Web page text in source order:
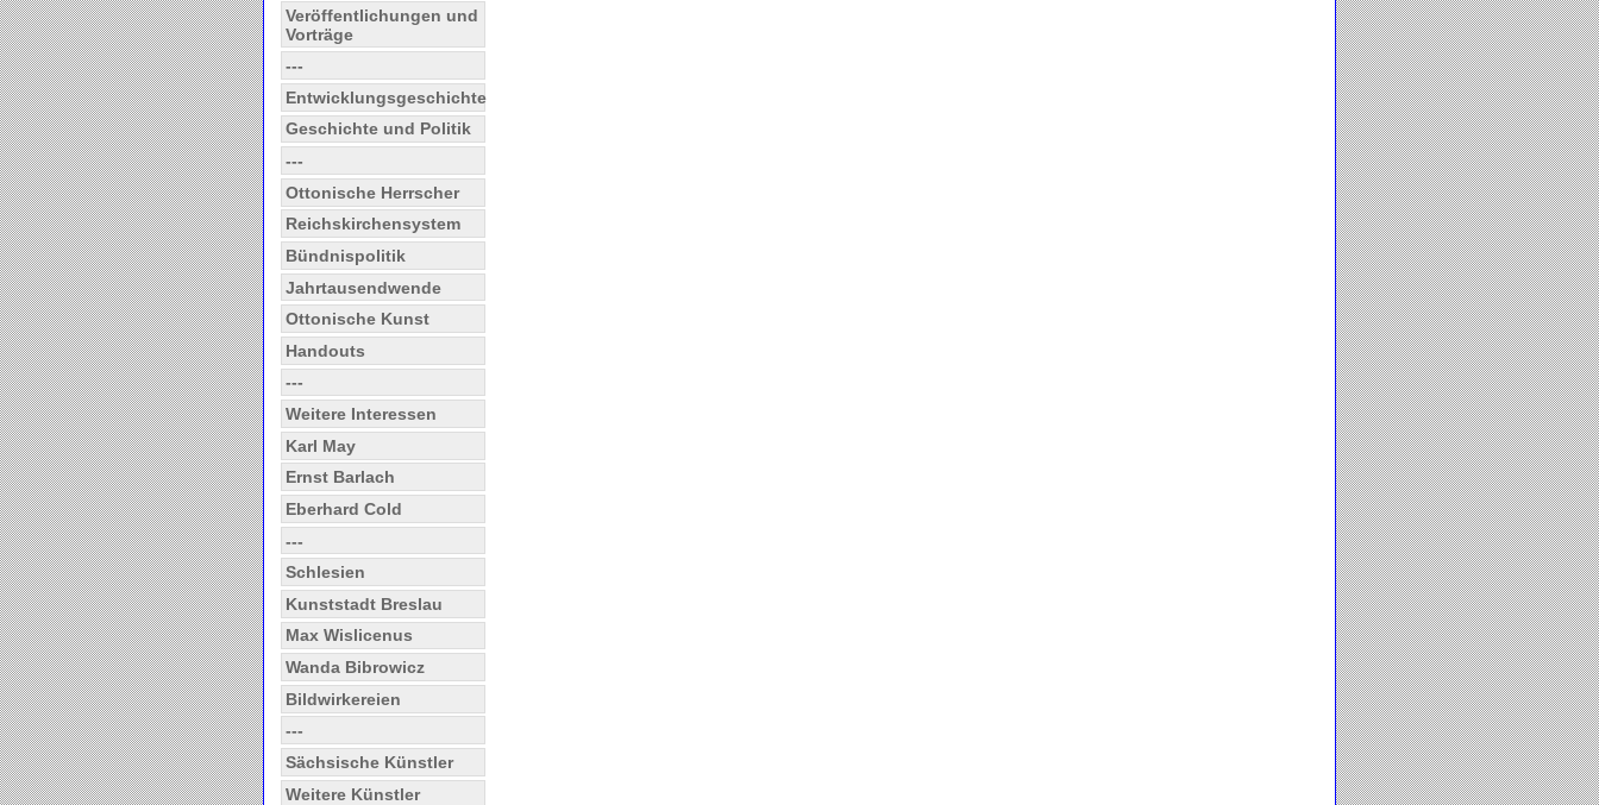
Veröffentlichungen und
Vorträge
---
Entwicklungsgeschichte
Geschichte und Politik
---
Ottonische Herrscher
Reichskirchensystem
Bündnispolitik
Jahrtausendwende
Ottonische Kunst
Handouts
---
Weitere Interessen
Karl May
Ernst Barlach
Eberhard Cold
---
Schlesien
Kunststadt Breslau
Max Wislicenus
Wanda Bibrowicz
Bildwirkereien
---
Sächsische Künstler
Weitere Künstler